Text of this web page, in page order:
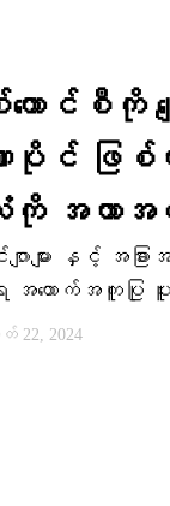
ောင်စီကို
ာပိုင် ဖြ
ကို အကာအ
ာများ နှင့် အခြာ
အထောက်အကူပြု ပူ
22, 2024